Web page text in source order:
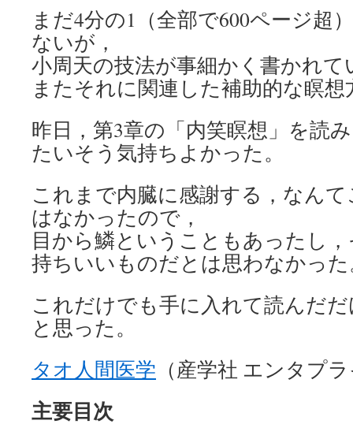
まだ4分の1（全部で600ページ超
ないが，
小周天の技法が事細かく書かれ
またそれに関連した補助的な瞑想
昨日，第3章の「内笑瞑想」を読
たいそう気持ちよかった。
これまで内臓に感謝する，なん
はなかったので，
目から鱗ということもあったし
持ちいいものだとは思わなかっ
これだけでも手に入れて読んだ
と思った。
タオ人間医学 （産学社 エンタプ
主要目次